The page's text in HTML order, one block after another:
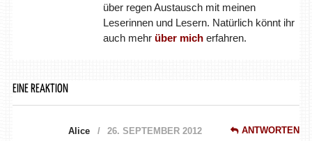
über regen Austausch mit meinen
Leserinnen und Lesern. Natürlich könnt ihr
auch mehr über micherfahren.
EINE REAKTION
Alice 26. SEPTEMBER 2012 ANTWORTEN